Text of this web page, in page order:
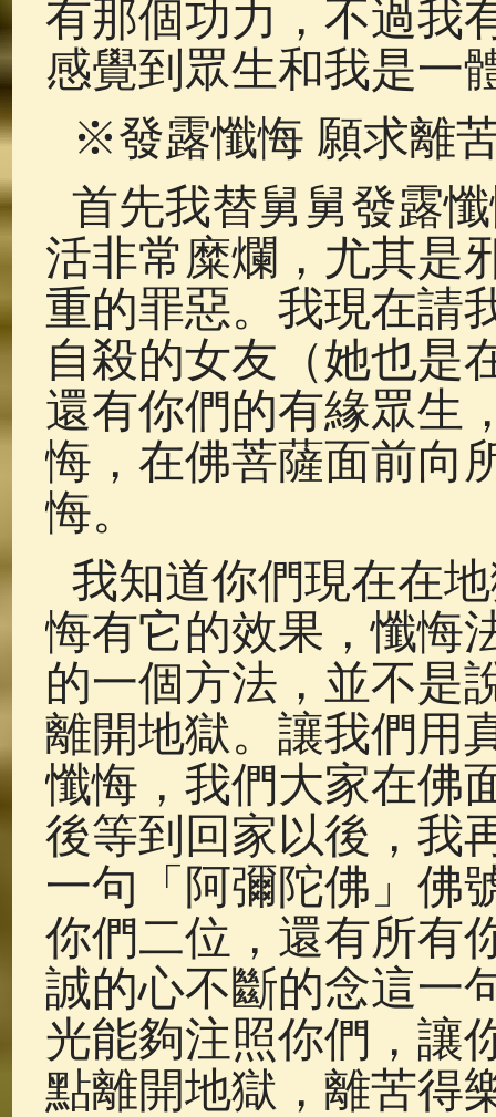
有那個功力，不過我
感覺到眾生和我是一
※發露懺悔 願求離
首先我替舅舅發露
活非常糜爛，尤其是
重的罪惡。我現在請
自殺的女友（她也是
還有你們的有緣眾生
悔，在佛菩薩面前向
悔。
我知道你們現在在
悔有它的效果，懺悔
的一個方法，並不是
離開地獄。讓我們用
懺悔，我們大家在佛
後等到回家以後，我
一句「阿彌陀佛」佛
你們二位，還有所有
誠的心不斷的念這一
光能夠注照你們，讓
點離開地獄，離苦得